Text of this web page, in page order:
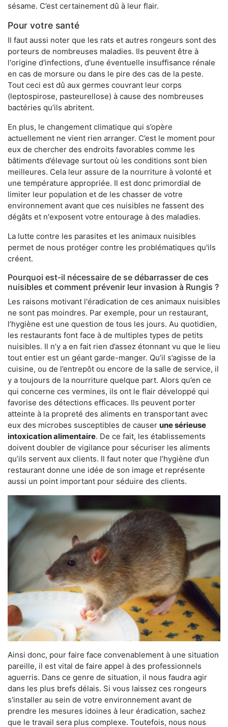
sésame. C’est certainement dû à leur flair.
Pour votre santé
Il faut aussi noter que les rats et autres rongeurs sont des
porteurs de nombreuses maladies. Ils peuvent être à
l'origine d'infections, d'une éventuelle insuffisance rénale
en cas de morsure ou dans le pire des cas de la peste.
Tout ceci est dû aux germes couvrant leur corps
(leptospirose, pasteurellose) à cause des nombreuses
bactéries qu’ils abritent.
En plus, le changement climatique qui s’opère
actuellement ne vient rien arranger. C’est le moment pour
eux de chercher des endroits favorables comme les
bâtiments d’élevage surtout où les conditions sont bien
meilleures. Cela leur assure de la nourriture à volonté et
une température appropriée. Il est donc primordial de
limiter leur population et de les chasser de votre
environnement avant que ces nuisibles ne fassent des
dégâts et n'exposent votre entourage à des maladies.
La lutte contre les parasites et les animaux nuisibles
permet de nous protéger contre les problématiques qu'ils
créent.
Pourquoi est-il nécessaire de se débarrasser de ces
nuisibles et comment prévenir leur invasion à Rungis ?
Les raisons motivant l'éradication de ces animaux nuisibles
ne sont pas moindres. Par exemple, pour un restaurant,
l’hygiène est une question de tous les jours. Au quotidien,
les restaurants font face à de multiples types de petits
nuisibles. Il n’y a en fait rien d’assez étonnant vu que le lieu
tout entier est un géant garde-manger. Qu’il s’agisse de la
cuisine, ou de l’entrepôt ou encore de la salle de service, il
y a toujours de la nourriture quelque part. Alors qu’en ce
qui concerne ces vermines, ils ont le flair développé qui
favorise des détections efficaces. Ils peuvent porter
atteinte à la propreté des aliments en transportant avec
eux des microbes susceptibles de causer une sérieuse
intoxication alimentaire. De ce fait, les établissements
doivent doubler de vigilance pour sécuriser les aliments
qu’ils servent aux clients. Il faut noter que l’hygiène d’un
restaurant donne une idée de son image et représente
aussi un point important pour séduire des clients.
Ainsi donc, pour faire face convenablement à une situation
pareille, il est vital de faire appel à des professionnels
aguerris. Dans ce genre de situation, il nous faudra agir
dans les plus brefs délais. Si vous laissez ces rongeurs
s'installer au sein de votre environnement avant de
prendre les mesures idoines à leur éradication, sachez
que le travail sera plus complexe. Toutefois, nous nous